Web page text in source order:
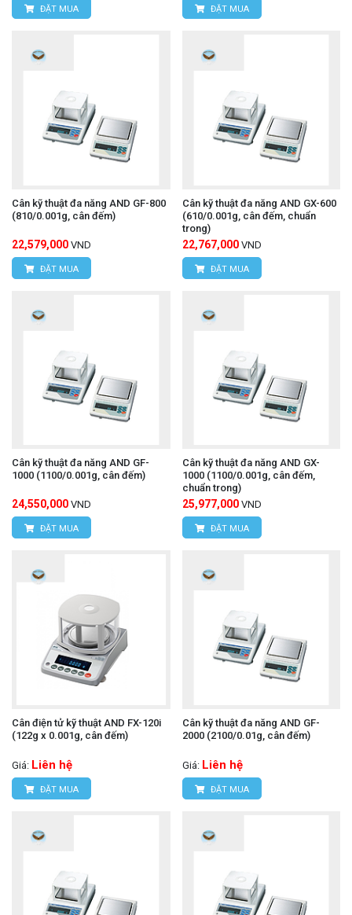
ĐẶT MUA ĐẶT MUA
Cân kỹ thuật đa năng AND GF-800
(810/0.001g, cân đếm)
22,579,000 VND
ĐẶT MUA
Cân kỹ thuật đa năng AND GX-600
(610/0.001g, cân đếm, chuẩn
trong)
22,767,000 VND
ĐẶT MUA
Cân kỹ thuật đa năng AND GF-
1000 (1100/0.001g, cân đếm)
24,550,000 VND
ĐẶT MUA
Cân kỹ thuật đa năng AND GX-
1000 (1100/0.001g, cân đếm,
chuẩn trong)
25,977,000 VND
ĐẶT MUA
Cân điện tử kỹ thuật AND FX-120i
(122g x 0.001g, cân đếm)
Giá: Liên hệ
ĐẶT MUA
Cân kỹ thuật đa năng AND GF-
2000 (2100/0.01g, cân đếm)
Giá: Liên hệ
ĐẶT MUA